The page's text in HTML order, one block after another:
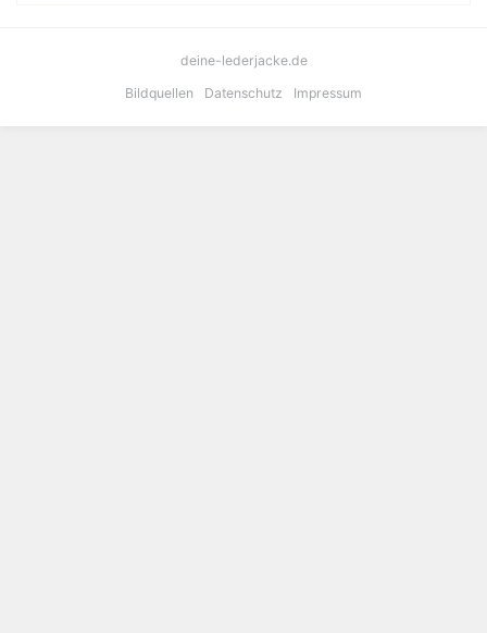
deine-lederjacke.de
Bildquellen
Datenschutz Impressum